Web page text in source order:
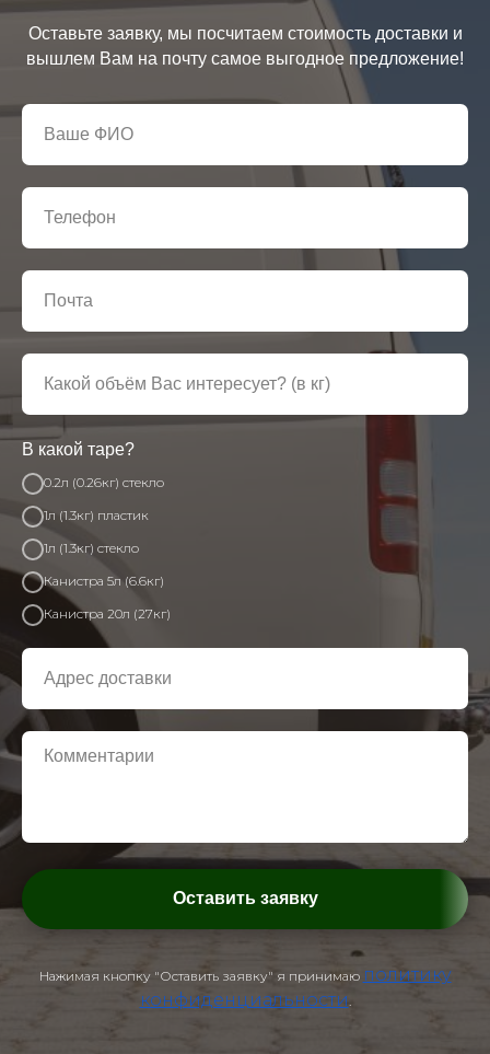
Оставьте заявку, мы посчитаем стоимость доставки и
вышлем Вам на почту самое выгодное предложение!
В какой таре?
0.2л (0.26кг) стекло
1л (1.3кг) пластик
1л (1.3кг) стекло
Канистра 5л (6.6кг)
Канистра 20л (27кг)
Оставить заявку
Нажимая кнопку "Оставить заявку" я принимаю политику
конфиденциальности.